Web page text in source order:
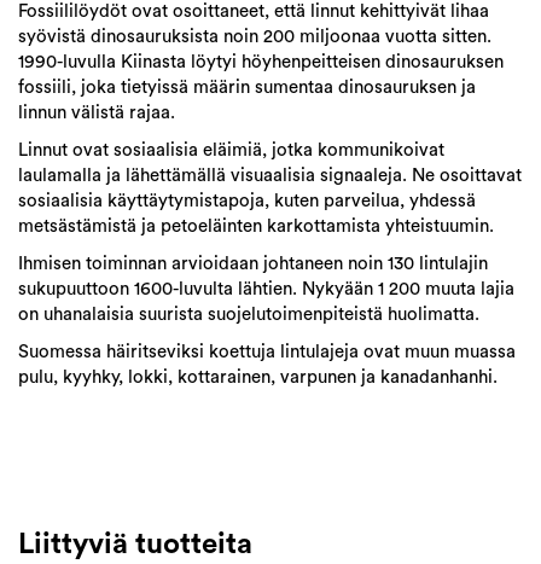
Fossiililöydöt ovat osoittaneet, että linnut kehittyivät lihaa
syövistä dinosauruksista noin 200 miljoonaa vuotta sitten.
1990-luvulla Kiinasta löytyi höyhenpeitteisen dinosauruksen
fossiili, joka tietyissä määrin sumentaa dinosauruksen ja
linnun välistä rajaa.
Linnut ovat sosiaalisia eläimiä, jotka kommunikoivat
laulamalla ja lähettämällä visuaalisia signaaleja. Ne osoittavat
sosiaalisia käyttäytymistapoja, kuten parveilua, yhdessä
metsästämistä ja petoeläinten karkottamista yhteistuumin.
Ihmisen toiminnan arvioidaan johtaneen noin 130 lintulajin
sukupuuttoon 1600-luvulta lähtien. Nykyään 1 200 muuta lajia
on uhanalaisia suurista suojelutoimenpiteistä huolimatta.
Suomessa häiritseviksi koettuja lintulajeja ovat muun muassa
pulu, kyyhky, lokki, kottarainen, varpunen ja kanadanhanhi.
Liittyviä tuotteita